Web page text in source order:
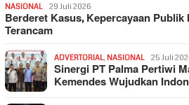
NASIONAL 29 Juli 2026
Berderet Kasus, Kepercayaan
Terancam
ADVERTORIAL, NASIONAL 25 Juli
Sinergi PT Palma Pertiwi
Kemendes Wujudkan